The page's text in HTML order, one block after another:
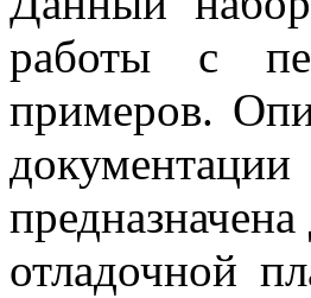
работы с
примеров.
отладочной